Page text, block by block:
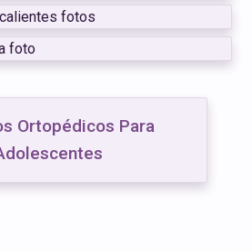
Ortopédicos Para